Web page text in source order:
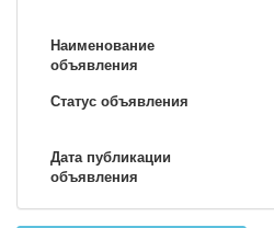
Наименование
объявления
Статус объявления
Дата публикации
объявления